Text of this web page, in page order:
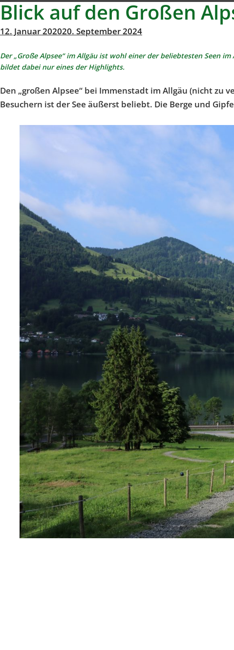
Blick auf den Großen
Veröffentlicht
12. Januar 202020. September 2024
Richter
Der „Große Alpsee“ im Allgäu ist wohl einer der beliebtesten Seen
bildet dabei nur eines der Highlights.
Den „großen Alpsee“ bei Immenstadt im Allgäu (nicht zu
Besuchern ist der See äußerst beliebt. Die Berge und